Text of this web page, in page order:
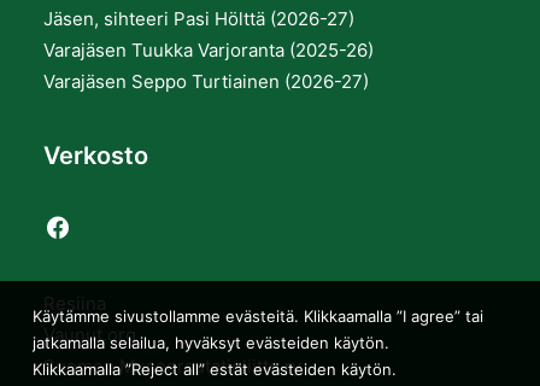
Jäsen, sihteeri Pasi Hölttä (2026-27)
Varajäsen Tuukka Varjoranta (2025-26)
Varajäsen Seppo Turtiainen (2026-27)
Verkosto
Resiina
Vaunut.org
Suomen Museorautatieliitto ry
Käytämme sivustollamme evästeitä. Klikkaamalla ”I agree” tai
jatkamalla selailua, hyväksyt evästeiden käytön.
Klikkaamalla ”Reject all” estät evästeiden käytön.